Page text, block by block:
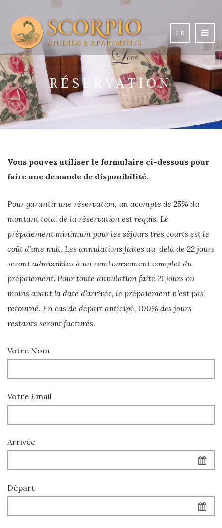
FR
RÉSERVATION
Vous pouvez utiliser le formulaire ci-dessous pour
faire une demande de disponibilité.
Pour garantir une réservation, un acompte de 25% du
montant total de la réservation est requis. Le
prépaiement minimum pour les séjours très courts est le
coût d’une nuit. Les annulations faites au-delà de 22 jours
seront admissibles à un remboursement complet du
prépaiement. Pour toute annulation faite 21 jours ou
moins avant la date d’arrivée, le prépaiement n’est pas
retourné. En cas de départ anticipé, 100% des jours
restants seront facturés.
Votre Nom
Votre Email
Arrivée
Départ